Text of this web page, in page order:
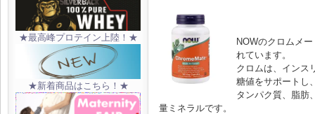
★最高峰プロテイン上陸！★
★新着商品はこちら！★
NOWのクロムメ
れています。
クロムは、インス
糖値をサポートし
タンパク質、脂肪
量ミネラルです。